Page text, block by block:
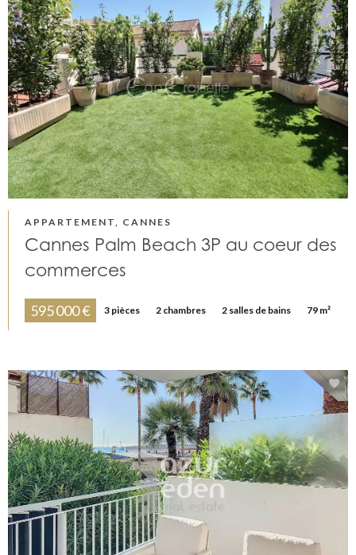
APPARTEMENT, CANNES
Cannes Palm Beach 3P au coeur des
commerces
595 000 € 3 pièces 2 chambres 2 salles de bains 79 m²